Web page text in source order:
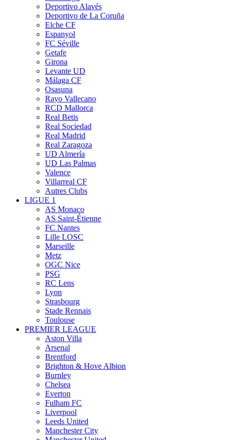
Deportivo Alavés
Deportivo de La Coruña
Elche CF
Espanyol
FC Séville
Getafe
Girona
Levante UD
Málaga CF
Osasuna
Rayo Vallecano
RCD Mallorca
Real Betis
Real Sociedad
Real Madrid
Real Zaragoza
UD Almería
UD Las Palmas
Valence
Villarreal CF
Autres Clubs
LIGUE 1
AS Monaco
AS Saint-Étienne
FC Nantes
Lille LOSC
Marseille
Metz
OGC Nice
PSG
RC Lens
Lyon
Strasbourg
Stade Rennais
Toulouse
PREMIER LEAGUE
Aston Villa
Arsenal
Brentford
Brighton & Hove Albion
Burnley
Chelsea
Everton
Fulham FC
Liverpool
Leeds United
Manchester City